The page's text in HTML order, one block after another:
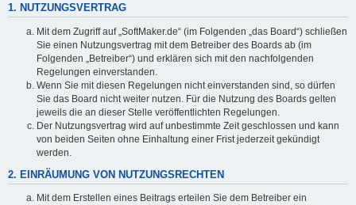
1. NUTZUNGSVERTRAG
Mit dem Zugriff auf „SoftMaker.de“ (im Folgenden „das Board“) schließen
Sie einen Nutzungsvertrag mit dem Betreiber des Boards ab (im
Folgenden „Betreiber“) und erklären sich mit den nachfolgenden
Regelungen einverstanden.
Wenn Sie mit diesen Regelungen nicht einverstanden sind, so dürfen
Sie das Board nicht weiter nutzen. Für die Nutzung des Boards gelten
jeweils die an dieser Stelle veröffentlichten Regelungen.
Der Nutzungsvertrag wird auf unbestimmte Zeit geschlossen und kann
von beiden Seiten ohne Einhaltung einer Frist jederzeit gekündigt
werden.
2. EINRÄUMUNG VON NUTZUNGSRECHTEN
Mit dem Erstellen eines Beitrags erteilen Sie dem Betreiber ein